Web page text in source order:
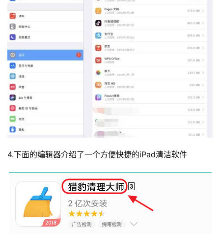
4.下面的编辑器介绍了一个方便快捷的iPad清洁软件